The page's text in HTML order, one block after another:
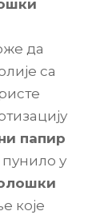
да
са
папир
у
које